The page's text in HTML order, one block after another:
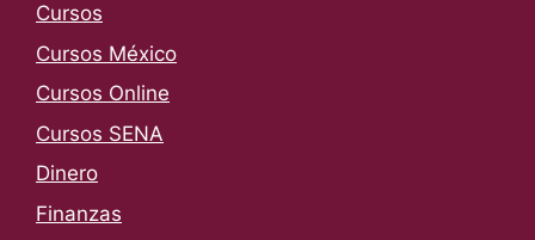
Cursos
Cursos México
Cursos Online
Cursos SENA
Dinero
Finanzas